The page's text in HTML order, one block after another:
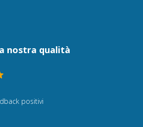
nostra qualità
positivi